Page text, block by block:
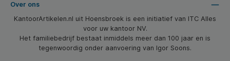
Over ons
KantoorArtikelen.nl uit Hoensbroek is een initiatief van ITC Alles
voor uw kantoor NV.
Het familiebedrijf bestaat inmiddels meer dan 100 jaar en is
tegenwoordig onder aanvoering van Igor Soons.